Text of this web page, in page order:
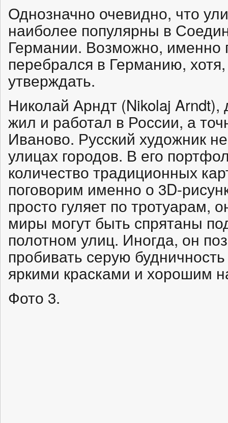
Однозначно очевидно, что
наиболее популярны в
Германии. Возможно, именно
перебрался в Германию,
утверждать.
Николай Арндт (Nikolaj
жил и работал в России, а
Иваново. Русский художник
улицах городов. В его
количество традиционных
поговорим именно о 3D-
просто гуляет по тротуарам,
миры могут быть спрятаны
полотном улиц. Иногда, он
пробивать серую
яркими красками и хорошим
Фото 3.